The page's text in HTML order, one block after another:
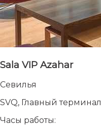
Sala VIP Azahar
Севилья
SVQ, Главный терминал
Часы работы: